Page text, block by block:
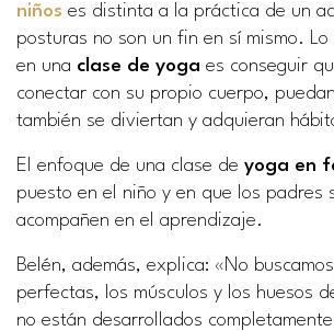
niños es distinta a la práctica de un
posturas no son un fin en sí mismo.
en una clase de yoga es conseguir
conectar con su propio cuerpo,
también se diviertan y adquieran
El enfoque de una clase de yoga en
puesto en el niño y en que los padres
acompañen en el aprendizaje.
Belén, además, explica: «No
perfectas, los músculos y los huesos
no están desarrollados